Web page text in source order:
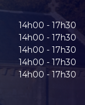
14h00 - 17h30
14h00 - 17h30
14h00 - 17h30
14h00 - 17h30
14h00 - 17h30